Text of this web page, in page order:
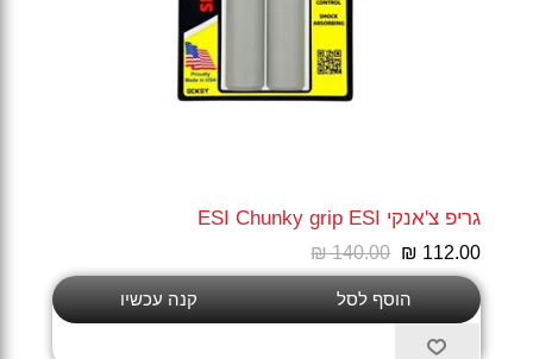
גריפ צ'אנקי ESI Chunky grip ESI
₪ 140.00 ₪ 112.00